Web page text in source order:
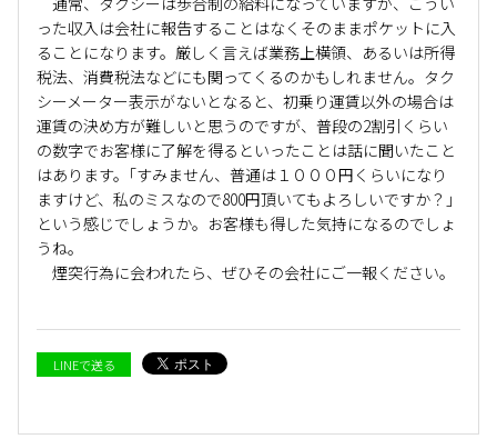
った収入は会社に報告することはなくそのままポケットに入
ることになります。厳しく言えば業務上横領、あるいは所得
税法、消費税法などにも関ってくるのかもしれません。タク
シーメーター表示がないとなると、初乗り運賃以外の場合は
運賃の決め方が難しいと思うのですが、普段の2割引くらい
の数字でお客様に了解を得るといったことは話に聞いたこと
はあります。｢すみません、普通は１０００円くらいになり
ますけど、私のミスなので800円頂いてもよろしいですか？｣
という感じでしょうか。お客様も得した気持になるのでしょ
うね。
煙突行為に会われたら、ぜひその会社にご一報ください。
LINEで送る